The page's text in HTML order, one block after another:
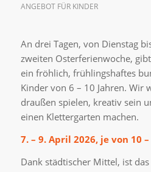
ANGEBOT FÜR KINDER
An drei Tagen, von Dienstag
zweiten Osterferienwoche,
ein fröhlich, frühlingshaftes
Kinder von 6 – 10 Jahren. Wir
draußen spielen, kreativ sein
einen Klettergarten machen.
7. – 9. April 2026, je von 10
Dank städtischer Mittel, ist